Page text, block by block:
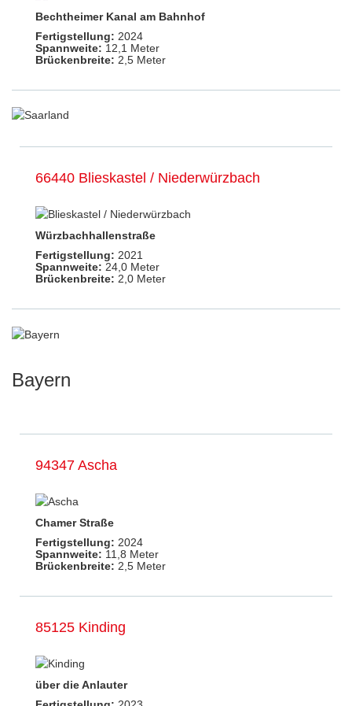
Bechtheimer Kanal am Bahnhof
Fertigstellung: 2024
Spannweite: 12,1 Meter
Brückenbreite: 2,5 Meter
66440 Blieskastel / Niederwürzbach
Würzbachhallenstraße
Fertigstellung: 2021
Spannweite: 24,0 Meter
Brückenbreite: 2,0 Meter
Bayern
94347 Ascha
Chamer Straße
Fertigstellung: 2024
Spannweite: 11,8 Meter
Brückenbreite: 2,5 Meter
85125 Kinding
über die Anlauter